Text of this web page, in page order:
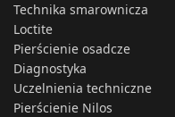
Technika smarownicza
Loctite
Pierścienie osadcze
Diagnostyka
Uczelnienia techniczne
Pierścienie Nilos